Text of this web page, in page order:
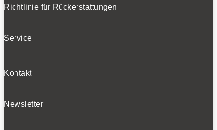
Richtlinie für Rückerstattungen
Service
Kontakt
Newsletter